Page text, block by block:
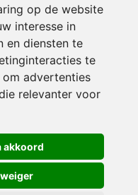
op de website
interesse in
en diensten te
te
om advertenties
relevanter voor
akkoord